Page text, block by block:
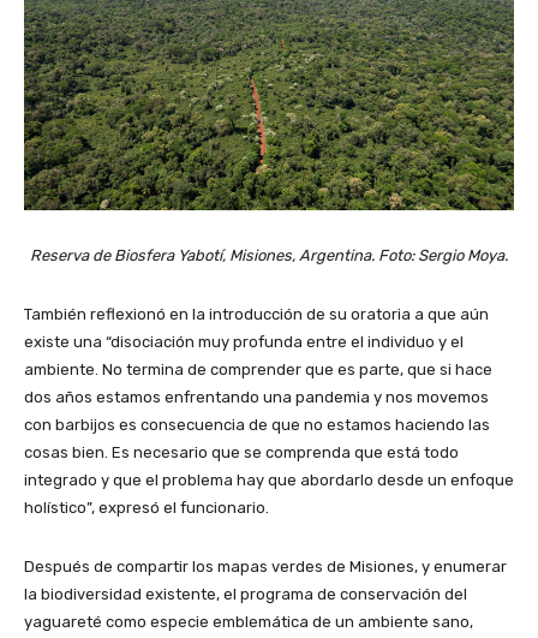
Reserva de Biosfera Yabotí, Misiones, Argentina. Foto: Sergio Moya.
También reflexionó en la introducción de su oratoria a que aún
existe una “disociación muy profunda entre el individuo y el
ambiente. No termina de comprender que es parte, que si hace
dos años estamos enfrentando una pandemia y nos movemos
con barbijos es consecuencia de que no estamos haciendo las
cosas bien. Es necesario que se comprenda que está todo
integrado y que el problema hay que abordarlo desde un enfoque
holístico”, expresó el funcionario.
Después de compartir los mapas verdes de Misiones, y enumerar
la biodiversidad existente, el programa de conservación del
yaguareté como especie emblemática de un ambiente sano,